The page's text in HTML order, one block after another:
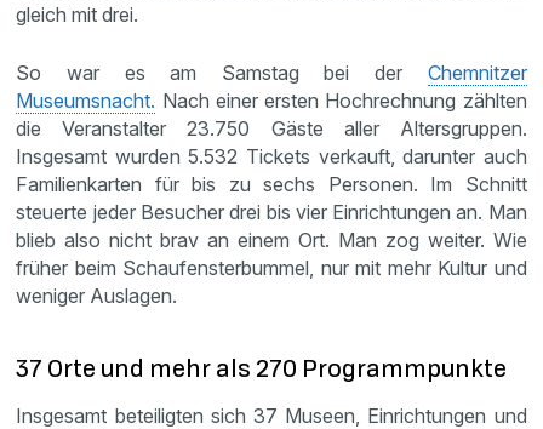
gleich mit drei.
So war es am Samstag bei der Chemnitzer
Museumsnacht. Nach einer ersten Hochrechnung zählten
die Veranstalter 23.750 Gäste aller Altersgruppen.
Insgesamt wurden 5.532 Tickets verkauft, darunter auch
Familienkarten für bis zu sechs Personen. Im Schnitt
steuerte jeder Besucher drei bis vier Einrichtungen an. Man
blieb also nicht brav an einem Ort. Man zog weiter. Wie
früher beim Schaufensterbummel, nur mit mehr Kultur und
weniger Auslagen.
37 Orte und mehr als 270 Programmpunkte
Insgesamt beteiligten sich 37 Museen, Einrichtungen und